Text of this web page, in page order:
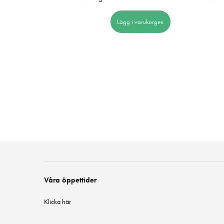
Lägg i varukorgen
Våra öppettider
Klicka här